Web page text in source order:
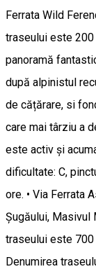
Ferrata Wild
traseului este
panoramă
după alpinistul
de cățărare, si
care mai târziu a
este activ și
dificultate: C,
ore. • Via Ferrata
Șugăului, Masivul
traseului este
Denumirea